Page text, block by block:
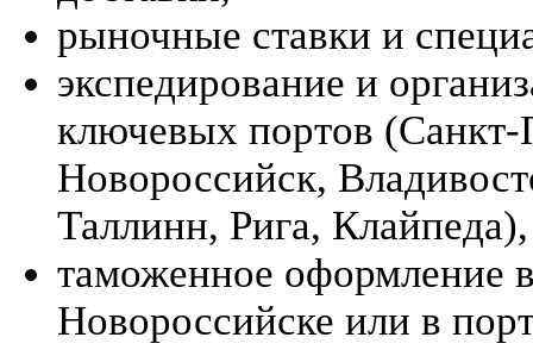
рыночные ставки и
экспедирование и
ключевых портов (Санкт-
Новороссийск,
Таллинн, Рига, Клайпеда),
таможенное оформление
Новороссийске или в